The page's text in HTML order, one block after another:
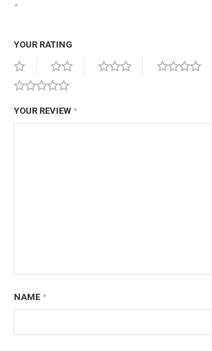
*
YOUR RATING
YOUR REVIEW *
NAME *